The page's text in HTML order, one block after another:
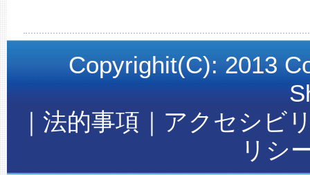
Copyrighit(C): 2013
｜法的事項｜アクセシビ
リシ